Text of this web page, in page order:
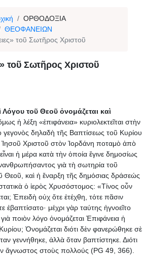
ΟΡΘΟΔΟΞΙΑ
ΘΕΟΦΑΝΕΙΩΝ
τοῦ Σωτῆρος Χριστοῦ
τοῦ Σωτῆρος Χριστοῦ
τοῦ Θεοῦ ὀνομάζεται καὶ
ἡ λέξη «ἐπιφάνεια» κυριολεκτεῖται στὴν
δηλαδὴ τῆς Βαπτίσεως τοῦ Κυρίου
Χριστοῦ στὸν Ἰορδάνη ποταμὸ ἀπὸ
ἡ μέρα κατὰ τὴν ὁποία ἔγινε δημοσίως
γιὰ τὴ σωτηρία τοῦ
Θεοῦ, καὶ ἡ ἔναρξη τῆς δημόσιας δράσεώς
ὁ ἱερὸς Χρυσόστομος: «Τίνος οὖν
Ἐ­πειδὴ οὐχ ὅτε ἐτέχθη, τότε πᾶσιν
ἐβαπτίσατο· μέχρι γὰρ ταύτης ἠγνοεῖτο
ποιὸν λόγο ὀνομάζεται Ἐπιφάνεια ἡ
Ὀνομάζεται διότι δὲν φανερώθηκε σὲ
γεννήθηκε, ἀλλὰ ὅταν βαπτίστηκε. Διότι
ἄγνωστος στοὺς πολλούς (PG 49, 366).